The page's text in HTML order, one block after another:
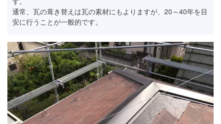
通常、瓦の葺き替えは瓦の素材にもよりますが、20～40年を目
安に行うことが一般的です。